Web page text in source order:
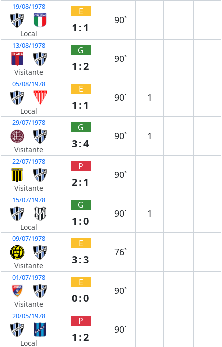
19/08/1978
Local
E
1:1
90`
13/08/1978
Visitante
G
1:2
90`
05/08/1978
Local
E
1:1
90` 1
29/07/1978
Visitante
G
3:4
90` 1
22/07/1978
Visitante
P
2:1
90`
15/07/1978
Local
G
1:0
90` 1
09/07/1978
Visitante
E
3:3
76`
01/07/1978
Visitante
E
0:0
90`
20/05/1978
Local
P
1:2
90`